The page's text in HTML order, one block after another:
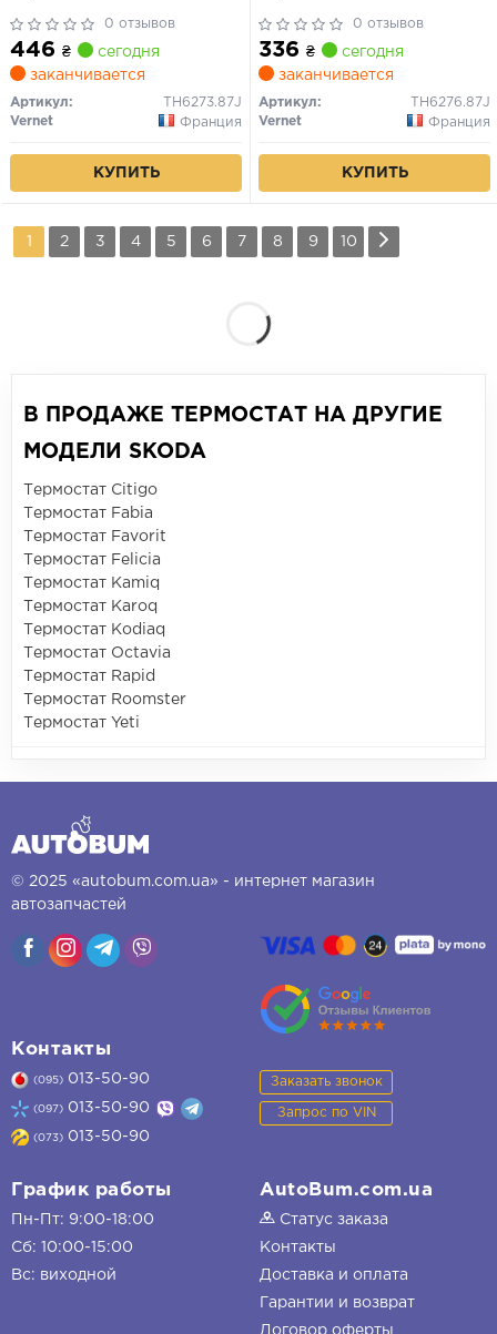
0 отзывов
446 ₴
сегодня
заканчивается
Артикул:
TH6273.87J
Vernet
Франция
КУПИТЬ
0 отзывов
336 ₴
сегодня
заканчивается
Артикул:
TH6276.87J
Vernet
Франция
КУПИТЬ
2 3 4 5 6 7 8 9 10
В ПРОДАЖЕ ТЕРМОСТАТ НА ДРУГИЕ
МОДЕЛИ SKODA
Термостат Citigo
Термостат Fabia
Термостат Favorit
Термостат Felicia
Термостат Kamiq
Термостат Karoq
Термостат Kodiaq
Термостат Octavia
Термостат Rapid
Термостат Roomster
Термостат Yeti
© 2025 «autobum.com.ua» - интернет магазин
автозапчастей
Контакты
(095) 013-50-90
(097) 013-50-90
(073) 013-50-90
Заказать звонок
Запрос по VIN
График работы
Пн-Пт: 9:00-18:00
Сб: 10:00-15:00
Вс: виходной
AutoBum.com.ua
Статус заказа
Контакты
Доставка и оплата
Гарантии и возврат
Договор оферты